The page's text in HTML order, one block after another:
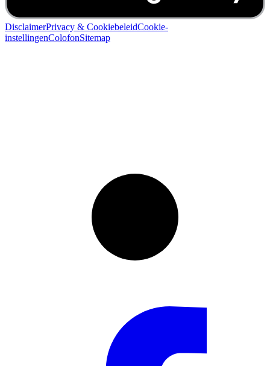
DisclaimerPrivacy & CookiebeleidCookie-
instellingenColofonSitemap